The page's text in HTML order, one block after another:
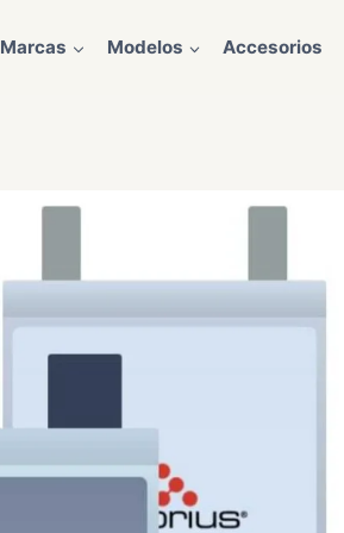
Marcas Modelos Accesorios